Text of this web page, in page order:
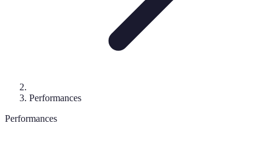
Performances
Performances